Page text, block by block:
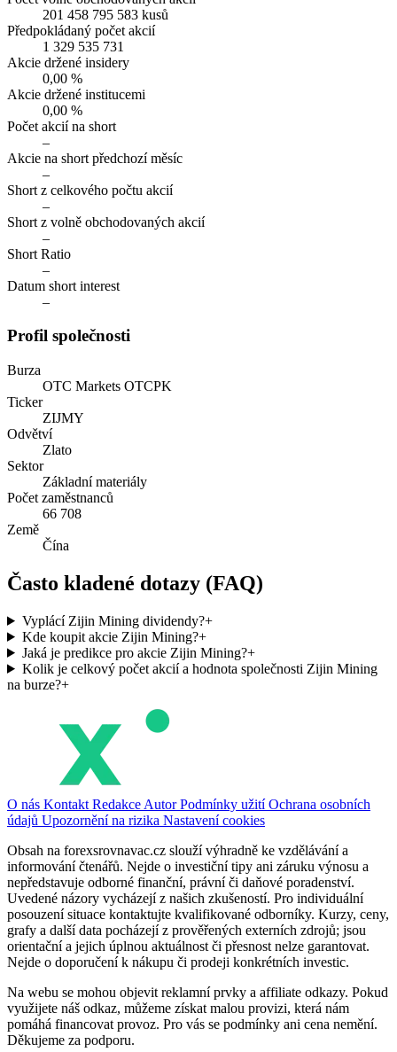
201 458 795 583 kusů
Předpokládaný počet akcií
1 329 535 731
Akcie držené insidery
0,00 %
Akcie držené institucemi
0,00 %
Počet akcií na short
–
Akcie na short předchozí měsíc
–
Short z celkového počtu akcií
–
Short z volně obchodovaných akcií
–
Short Ratio
–
Datum short interest
–
Profil společnosti
Burza
OTC Markets OTCPK
Ticker
ZIJMY
Odvětví
Zlato
Sektor
Základní materiály
Počet zaměstnanců
66 708
Země
Čína
Často kladené dotazy (FAQ)
Vyplácí Zijin Mining dividendy?+
Kde koupit akcie Zijin Mining?+
Jaká je predikce pro akcie Zijin Mining?+
Kolik je celkový počet akcií a hodnota společnosti Zijin Mining
na burze?+
O nás Kontakt Redakce AutorPodmínky užitíOchrana osobních
údajů Upozornění na rizika Nastavení cookies
Obsah na forexsrovnavac.cz slouží výhradně ke vzdělávání a
informování čtenářů. Nejde o investiční tipy ani záruku výnosu a
nepředstavuje odborné finanční, právní či daňové poradenství.
Uvedené názory vycházejí z našich zkušeností. Pro individuální
posouzení situace kontaktujte kvalifikované odborníky. Kurzy, ceny,
grafy a další data pocházejí z prověřených externích zdrojů; jsou
orientační a jejich úplnou aktuálnost či přesnost nelze garantovat.
Nejde o doporučení k nákupu či prodeji konkrétních investic.
Na webu se mohou objevit reklamní prvky a affiliate odkazy. Pokud
využijete náš odkaz, můžeme získat malou provizi, která nám
pomáhá financovat provoz. Pro vás se podmínky ani cena nemění.
Děkujeme za podporu.